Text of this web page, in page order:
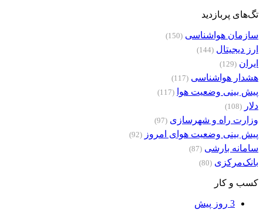
تگ‌های پربازدید
سازمان هواشناسی (150)
ارز دیجیتال (144)
ایران (129)
هشدار هواشناسی (117)
پیش بینی وضعیت هوا (117)
دلار (108)
وزارت راه و شهرسازی (97)
پیش بینی وضعیت هوای امروز (92)
سامانه بارشی (87)
بانک‌مرکزی (80)
کسب و کار
3 روز پیش